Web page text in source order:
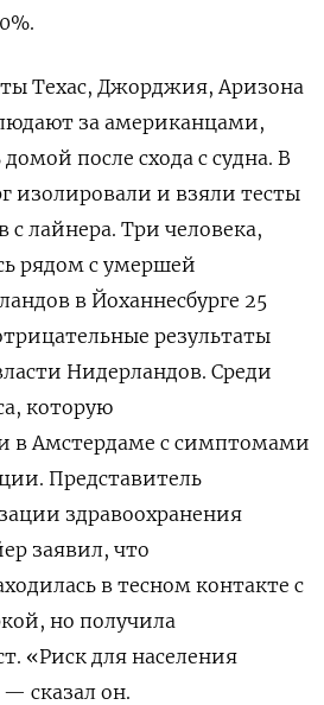
Техас, Джорджия, Аризона
за американцами,
после схода с судна. В
изолировали и взяли тесты
с лайнера. Три человека,
рядом с умершей
в Йоханнесбурге 25
результаты
Нидерландов. Среди
которую
в Амстердаме с симптомами
Представитель
здравоохранения
заявил, что
в тесном контакте с
но получила
«Риск для населения
сказал он.